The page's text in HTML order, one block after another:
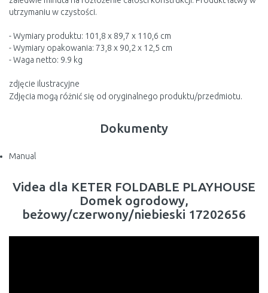
utrzymaniu w czystości.
- Wymiary produktu: 101,8 x 89,7 x 110,6 cm
- Wymiary opakowania: 73,8 x 90,2 x 12,5 cm
- Waga netto: 9.9 kg
zdjęcie ilustracyjne
Zdjęcia mogą różnić się od oryginalnego produktu/przedmiotu.
Dokumenty
Manual
Videa dla KETER FOLDABLE PLAYHOUSE
Domek ogrodowy,
beżowy/czerwony/niebieski 17202656